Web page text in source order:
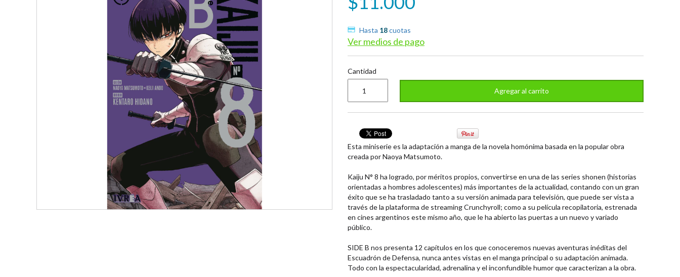
Hasta 18cuotas
Ver medios de pago
Cantidad
Esta miniserie es la adaptación a manga de la novela homónima basada en la popular obra
creada por Naoya Matsumoto.
Kaiju N° 8 ha logrado, por méritos propios, convertirse en una de las series shonen (historias
orientadas a hombres adolescentes) más importantes de la actualidad, contando con un gran
éxito que se ha trasladado tanto a su versión animada para televisión, que puede ser vista a
través de la plataforma de streaming Crunchyroll; como a su película recopilatoria, estrenada
en cines argentinos este mismo año, que le ha abierto las puertas a un nuevo y variado
público.
SIDE B nos presenta 12 capítulos en los que conoceremos nuevas aventuras inéditas del
Escuadrón de Defensa, nunca antes vistas en el manga principal o su adaptación animada.
Todo con la espectacularidad, adrenalina y el inconfundible humor que caracterizan a la obra.